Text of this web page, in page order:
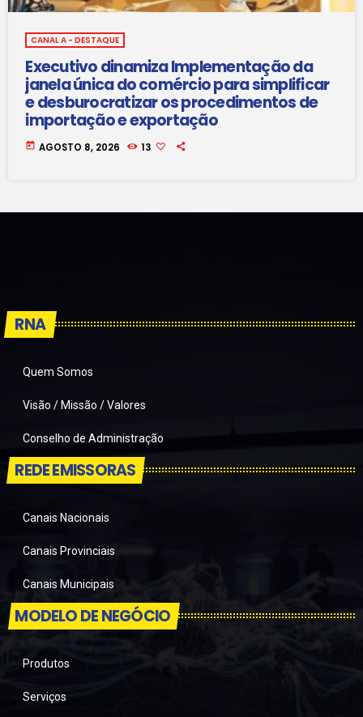
CANAL A - DESTAQUE
Executivo dinamiza Implementação da
janela única do comércio para simplificar
e desburocratizar os procedimentos de
importação e exportação
today AGOSTO 8, 2026 13
RNA
Quem Somos
Visão / Missão / Valores
Conselho de Administração
REDE EMISSORAS
Canais Nacionais
Canais Provinciais
Canais Municipais
MODELO DE NEGÓCIO
Produtos
Serviços